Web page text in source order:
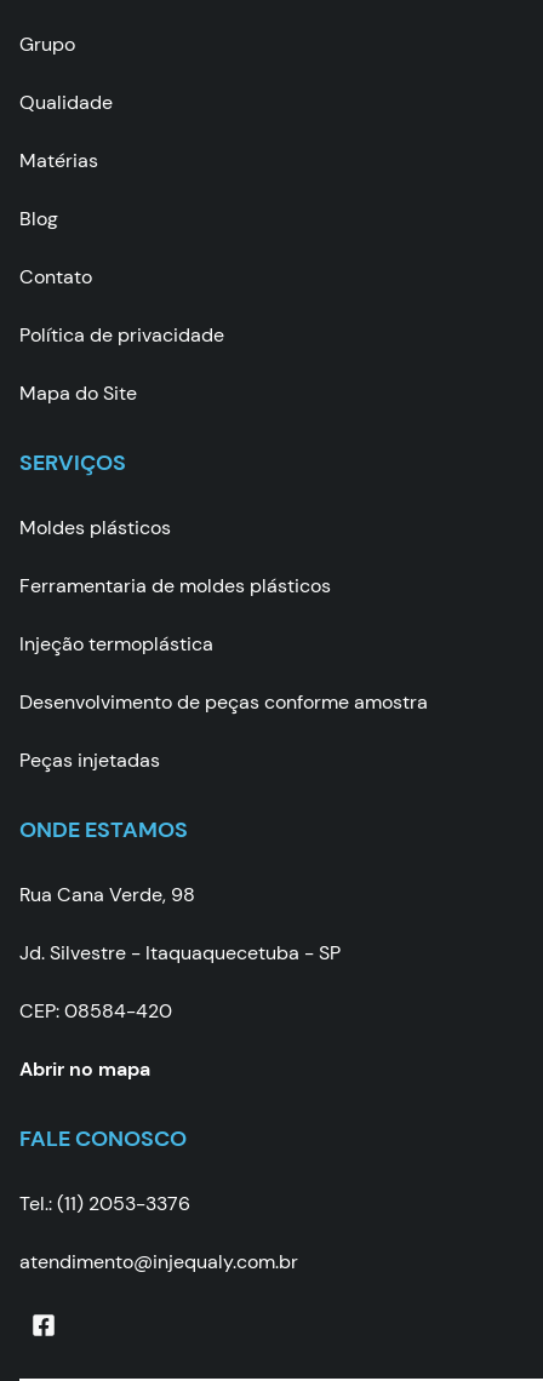
Grupo
Qualidade
Matérias
Blog
Contato
Política de privacidade
Mapa do Site
SERVIÇOS
Moldes plásticos
Ferramentaria de moldes plásticos
Injeção termoplástica
Desenvolvimento de peças conforme amostra
Peças injetadas
ONDE ESTAMOS
Rua Cana Verde, 98
Jd. Silvestre - Itaquaquecetuba - SP
CEP: 08584-420
Abrir no mapa
FALE CONOSCO
Tel.: (11) 2053-3376
atendimento@injequaly.com.br